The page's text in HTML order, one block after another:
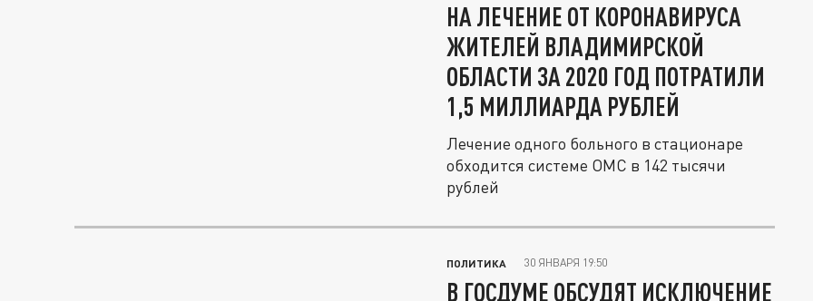
НА ЛЕЧЕНИЕ ОТ КОРОНАВИРУСА
ЖИТЕЛЕЙ ВЛАДИМИРСКОЙ
ОБЛАСТИ ЗА 2020 ГОД ПОТРАТИЛИ
1,5 МИЛЛИАРДА РУБЛЕЙ
Лечение одного больного в стационаре
обходится системе ОМС в 142 тысячи
рублей
ПОЛИТИКА 30 ЯНВАРЯ 19:50
В ГОСДУМЕ ОБСУДЯТ ИСКЛЮЧЕНИЕ